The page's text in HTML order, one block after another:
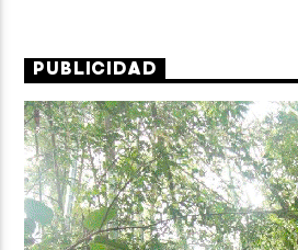
PUBLICIDAD